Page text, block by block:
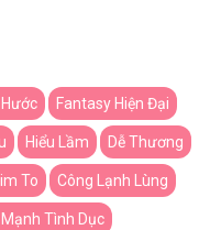
Hước Fantasy Hiện Đại
Hiểu Lầm Dễ Thương
To Công Lạnh Lùng
Tình Dục